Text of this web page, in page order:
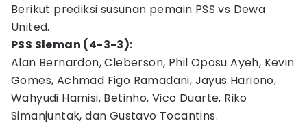
Berikut prediksi susunan pemain PSS vs Dewa
United.
PSS Sleman (4-3-3):
Alan Bernardon, Cleberson, Phil Oposu Ayeh, Kevin
Gomes, Achmad Figo Ramadani, Jayus Hariono,
Wahyudi Hamisi, Betinho, Vico Duarte, Riko
Simanjuntak, dan Gustavo Tocantins.